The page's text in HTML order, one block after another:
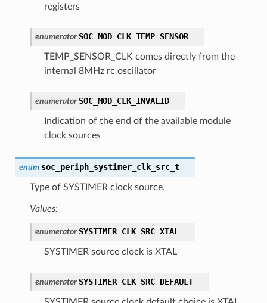
registers
enumerator SOC_MOD_CLK_TEMP_SENSOR
TEMP_SENSOR_CLK comes directly from the
internal 8MHz rc oscillator
enumerator SOC_MOD_CLK_INVALID
Indication of the end of the available module
clock sources
enum soc_periph_systimer_clk_src_t
Type of SYSTIMER clock source.
Values:
enumerator SYSTIMER_CLK_SRC_XTAL
SYSTIMER source clock is XTAL
enumerator SYSTIMER_CLK_SRC_DEFAULT